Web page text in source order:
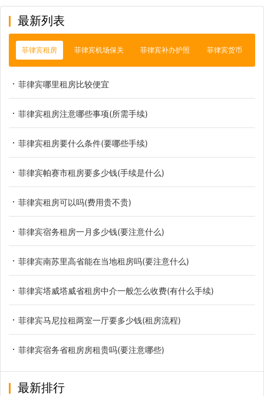
最新列表
菲律宾租房 菲律宾机场保关 菲律宾补办护照 菲律宾货币
菲律宾哪里租房比较便宜
菲律宾租房注意哪些事项(所需手续)
菲律宾租房要什么条件(要哪些手续)
菲律宾帕赛市租房要多少钱(手续是什么)
菲律宾租房可以吗(费用贵不贵)
菲律宾宿务租房一月多少钱(要注意什么)
菲律宾南苏里高省能在当地租房吗(要注意什么)
菲律宾塔威塔威省租房中介一般怎么收费(有什么手续)
菲律宾马尼拉租两室一厅要多少钱(租房流程)
菲律宾宿务省租房房租贵吗(要注意哪些)
最新排行